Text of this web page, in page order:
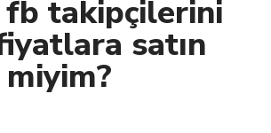
fb takipçilerini
satın